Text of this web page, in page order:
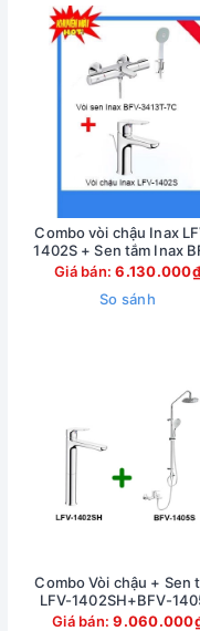
INAX cho ra đời. Sản
nhặn giúp đem lại sự
dụng. Đây là mẫu vòi
cùng những tính năng
những trải nghiệm vô
Kích thước:
Chất liệu: đồng
Combo vòi chậu Inax
1402S + Sen tắm Inax
3413T-7C
Giá bán:6.130.000₫
So sánh
Combo Vòi chậu + Sen
LFV-1402SH+BFV-
Giá bán: